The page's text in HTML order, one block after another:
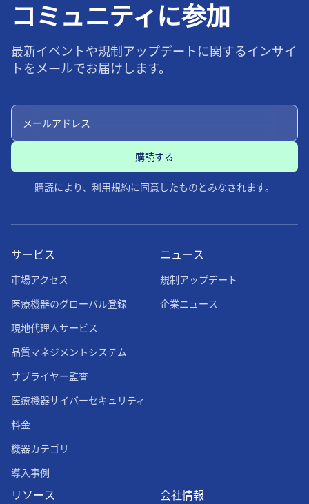
コミュニティに参加
最新イベントや規制アップデートに関するインサイ
トをメールでお届けします。
購読により、 利用規約に同意したものとみなされます。
ニュース
規制アップデート
企業ニュース
サービス
市場アクセス
医療機器のグローバル登録
現地代理人サービス
品質マネジメントシステム
サプライヤー監査
医療機器サイバーセキュリティ
料金
機器カテゴリ
導入事例
リソース 会社情報